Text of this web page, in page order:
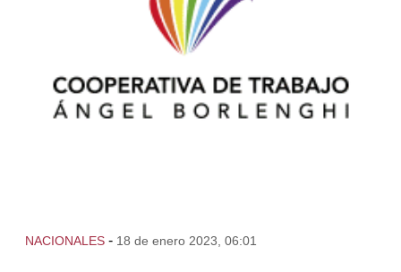
NACIONALES - 18 de enero 2023, 06:01